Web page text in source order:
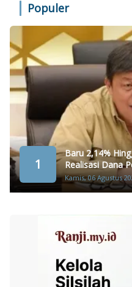
Populer
1
Baru 2,14%
Realisasi Dana
Kamis, 06 Agustus